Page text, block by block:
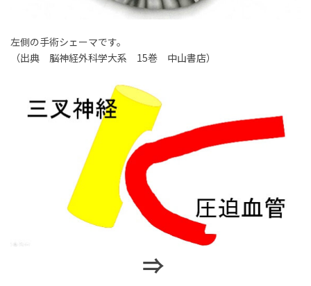
左側の手術シェーマです。
（出典 脳神経外科学大系 15巻 中山書店）
⇒